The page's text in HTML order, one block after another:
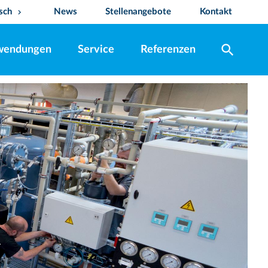
keyboard_arrow_down News Stellenangebote Kontakt
Service Referenzen search